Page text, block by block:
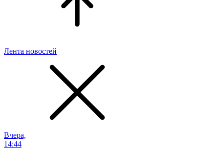
Лента новостей
Вчера,
14:44